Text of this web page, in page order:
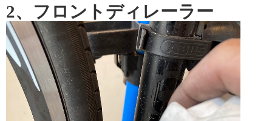
2、フロントディレーラー